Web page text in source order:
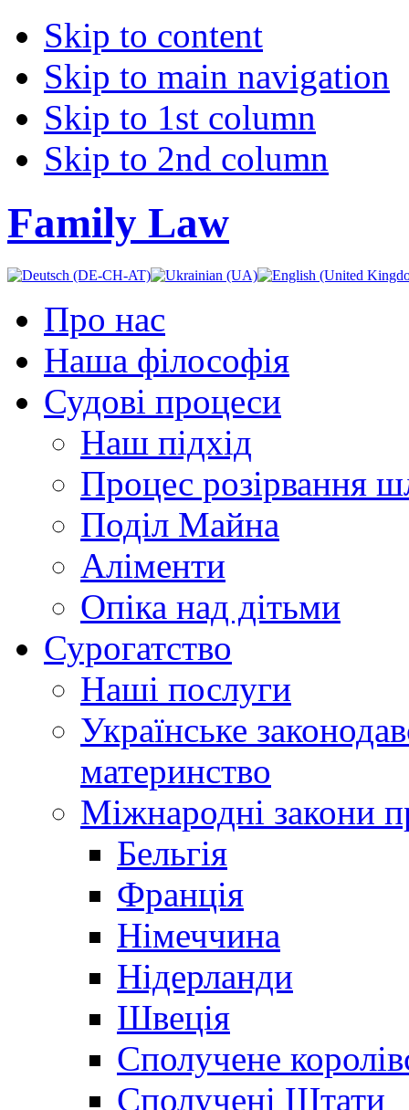
Skip to content
Skip to main navigation
Skip to 1st column
Skip to 2nd column
Family Law
Про нас
Наша філософія
Судові процеси
Наш підхід
Процес розірвання
Поділ Майна
Аліменти
Опіка над дітьми
Сурогатство
Наші послуги
Українське
материнство
Міжнародні закони
Бельгія
Франція
Німеччина
Нідерланди
Швеція
Сполучене
Сполучені Штати